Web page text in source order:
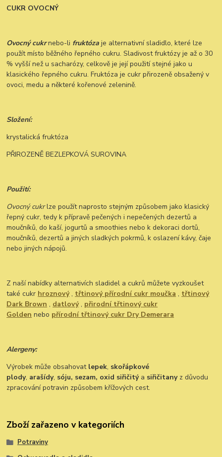
CUKR OVOCNÝ
Ovocný cukrnebo-li fruktóza je alternativní sladidlo, které lze
použít místo běžného řepného cukru. Sladivost fruktózy je až o 30
% vyšší než u sacharózy, celkově je její použití stejné jako u
klasického řepného cukru. Fruktóza je cukr přirozeně obsažený v
ovoci, medu a některé kořenové zelenině.
Složení:
krystalická fruktóza
PŘIROZENĚ BEZLEPKOVÁ SUROVINA
Použití:
Ovocný cukrlze použít naprosto stejným způsobem jako klasický
řepný cukr, tedy k přípravě pečených i nepečených dezertů a
moučníků, do kaší, jogurtů a smoothies nebo k dekoraci dortů,
moučníků, dezertů a jiných sladkých pokrmů, k oslazení kávy, čaje
nebo jiných nápojů.
Z naší nabídky alternativích sladidel a cukrů můžete vyzkoušet
také cukr hroznový, třtinový přírodní cukr moučka , třtinový
Dark Brown , datlový, přirodní třtinový cukr
Golden nebo přírodní třtinový cukr Dry Demerara
Alergeny:
Výrobek může obsahovat lepek, skořápkové
plody, arašídy, sóju, sezam, oxid siřičitý a siřičitanyz důvodu
zpracování potravin způsobem křížových cest.
Zboží zařazeno v kategoriích
Potraviny